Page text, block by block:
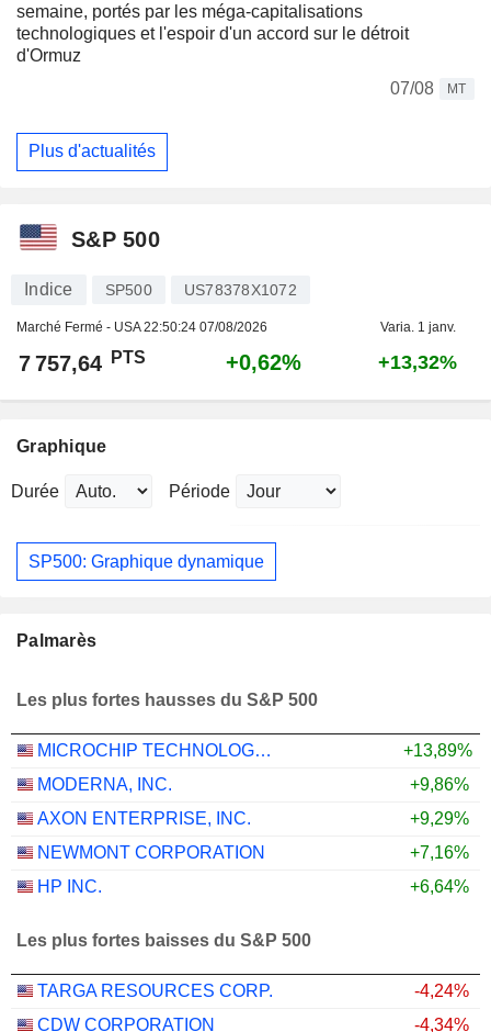
semaine, portés par les méga-capitalisations
technologiques et l'espoir d'un accord sur le détroit
d'Ormuz
07/08
MT
Plus d'actualités
S&P 500
Indice SP500 US78378X1072
Marché Fermé - USA22:50:24 07/08/2026 Varia. 1 janv.
7 757,64 PTS +0,62% +13,32%
Graphique
Durée Période
SP500: Graphique dynamique
Palmarès
Les plus fortes hausses du S&P 500
MICROCHIP TECHNOLOGY INCORPORATED
+13,89%
MODERNA, INC.
+9,86%
AXON ENTERPRISE, INC.
+9,29%
NEWMONT CORPORATION
+7,16%
HP INC.
+6,64%
Les plus fortes baisses du S&P 500
TARGA RESOURCES CORP.
-4,24%
CDW CORPORATION
-4,34%